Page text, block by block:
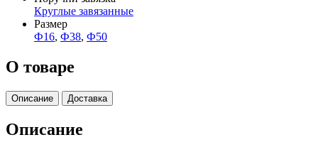
Круглые завязанные
Размер
Ф16, Ф38, Ф50
О товаре
Описание Доставка
Описание